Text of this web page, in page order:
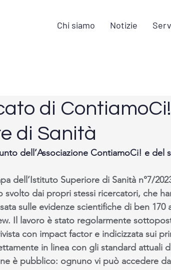
Chi siamo Notizie
di
di Sanità
dell’Associazione ContiamoCi! e del
dell’Istituto Superiore di Sanità n°7/
svolto dai propri stessi ricercatori, che
sulle evidenze scientifiche di ben
Il lavoro è stato regolarmente
con impact factor e indicizzata sui
in linea con gli standard attuali
è pubblico: ognuno vi può accedere